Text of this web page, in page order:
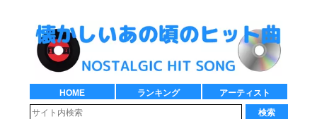
HOME ランキング
アーティスト
検索